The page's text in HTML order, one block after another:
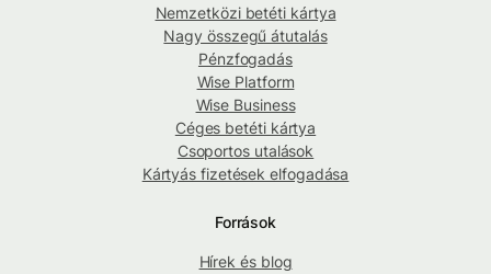
Nemzetközi betéti kártya
Nagy összegű átutalás
Pénzfogadás
Wise Platform
Wise Business
Céges betéti kártya
Csoportos utalások
Kártyás fizetések elfogadása
Források
Hírek és blog